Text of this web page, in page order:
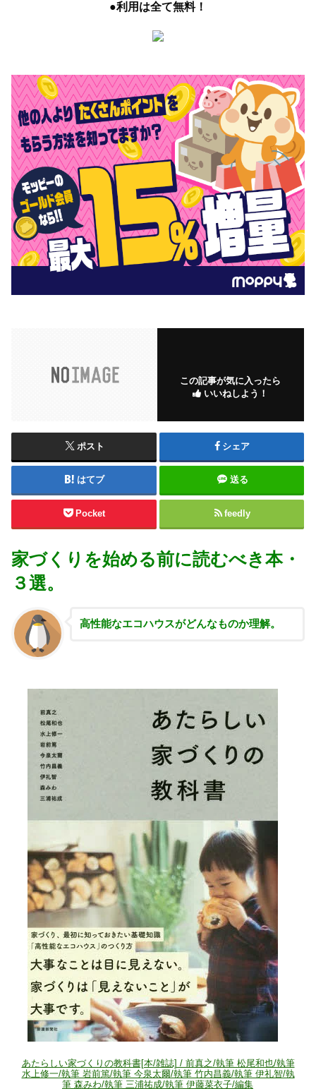
●利用は全て無料！
この記事が気に入ったら
いいねしよう！
ポスト シェア
はてブ 送る
Pocket feedly
家づくりを始める前に読むべき本・
３選。
高性能なエコハウスがどんなものか理解。
あたらしい家づくりの教科書[本/雑誌] / 前真之/執筆 松尾和也/執筆
水上修一/執筆 岩前篤/執筆 今泉太爾/執筆 竹内昌義/執筆 伊礼智/執
筆 森みわ/執筆 三浦祐成/執筆 伊藤菜衣子/編集